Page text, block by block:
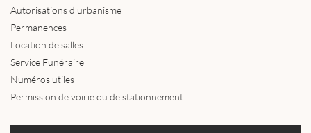
Autorisations d'urbanisme
Permanences
Location de salles
Service Funéraire
Numéros utiles
Permission de voirie ou de stationnement